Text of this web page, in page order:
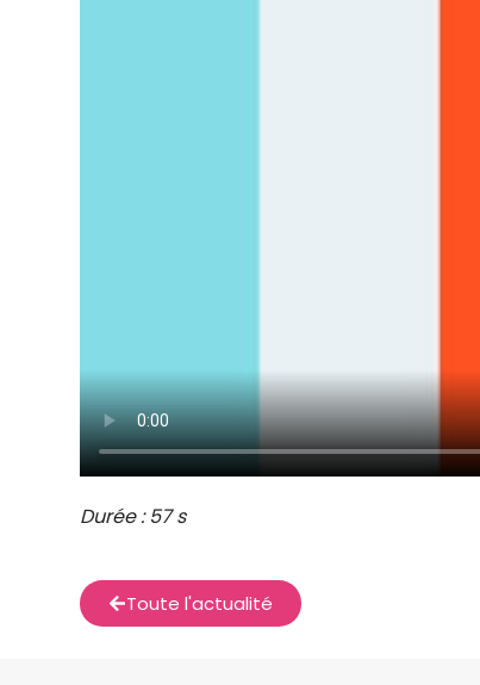
Durée : 57 s
Toute l'actualité